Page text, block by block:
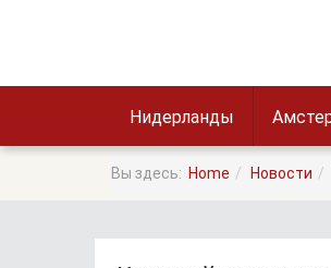
Нидерланды
Вы здесь: Home Новости